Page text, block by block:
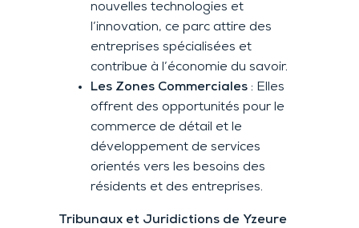
nouvelles technologies et
l’innovation, ce parc attire des
entreprises spécialisées et
contribue à l’économie du savoir.
Les Zones Commerciales: Elles
offrent des opportunités pour le
commerce de détail et le
développement de services
orientés vers les besoins des
résidents et des entreprises.
Tribunaux et Juridictions de Yzeure